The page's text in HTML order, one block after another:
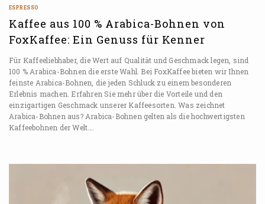
ESPRESSO
Kaffee aus 100 % Arabica-Bohnen von
FoxKaffee: Ein Genuss für Kenner
Für Kaffeeliebhaber, die Wert auf Qualität und Geschmack legen, sind
100 % Arabica-Bohnen die erste Wahl. Bei FoxKaffee bieten wir Ihnen
feinste Arabica-Bohnen, die jeden Schluck zu einem besonderen
Erlebnis machen. Erfahren Sie mehr über die Vorteile und den
einzigartigen Geschmack unserer Kaffeesorten. Was zeichnet
Arabica-Bohnen aus? Arabica-Bohnen gelten als die hochwertigsten
Kaffeebohnen der Welt….